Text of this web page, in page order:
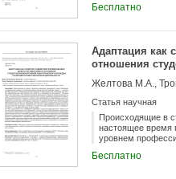
решить данную
Бесплатно
Адаптация как
отношения
Желтова М.А.,
Статья научная
Происходящие в
настоящее время
уровнем
сегодня
Бесплатно